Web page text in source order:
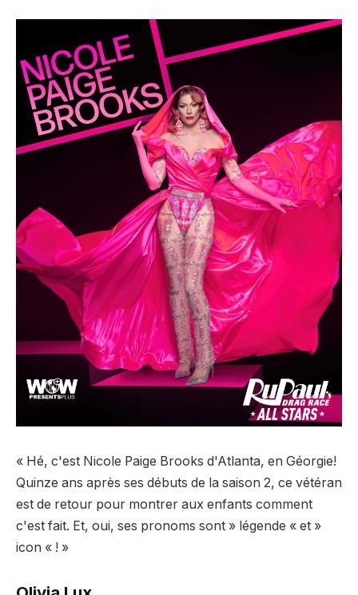
« Hé, c'est Nicole Paige Brooks d'Atlanta, en Géorgie!
Quinze ans après ses débuts de la saison 2, ce vétéran
est de retour pour montrer aux enfants comment
c'est fait. Et, oui, ses pronoms sont » légende « et »
icon « ! »